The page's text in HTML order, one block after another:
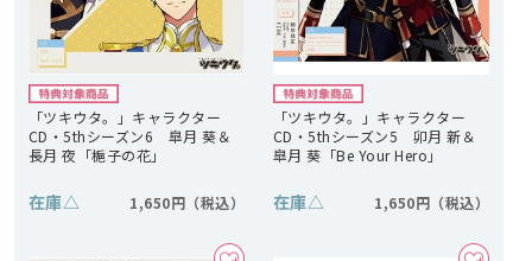
「ツキウタ。」キャラクター
CD・5thシーズン6 皐月 葵＆
長月 夜「梔子の花」
在庫△ 1,650円
「ツキウタ。」キャラクター
CD・5thシーズン5 卯月 新＆
皐月 葵「Be Your Hero」
在庫△ 1,650円